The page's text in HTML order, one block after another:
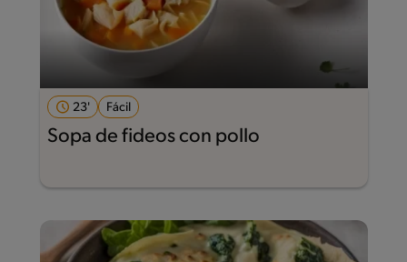
23' Fácil
Sopa de fideos con pollo